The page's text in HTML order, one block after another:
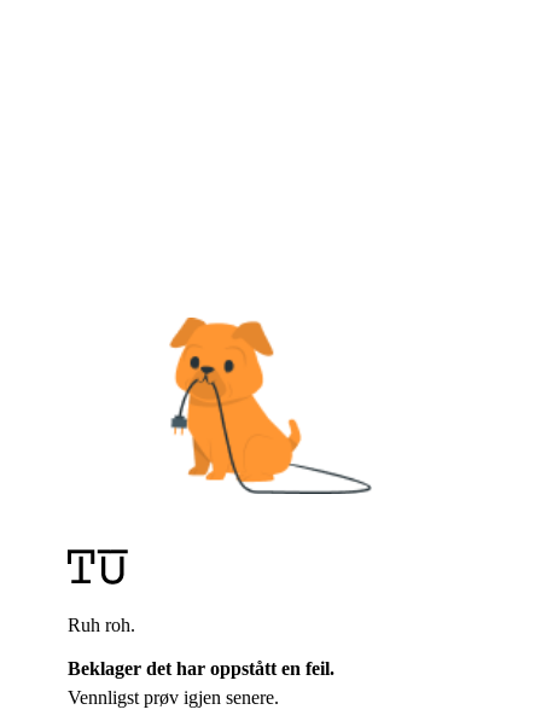
Ruh roh.
Beklager det har oppstått en feil.
Vennligst prøv igjen senere.